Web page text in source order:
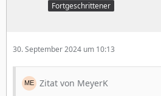
Fortgeschrittener
30. September 2024 um 10:13
Zitat von MeyerK